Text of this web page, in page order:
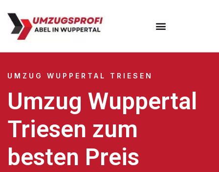
UMZUG WUPPERTAL TRIESEN
Umzug Wuppertal
Triesen zum
besten Preis